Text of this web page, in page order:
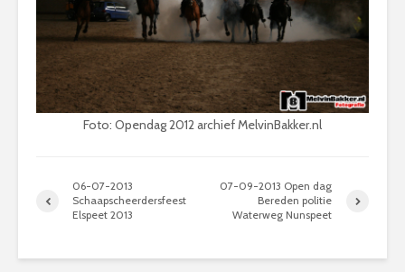
Foto: Opendag 2012 archief MelvinBakker.nl
06-07-2013
Schaapscheerdersfeest
Elspeet 2013
07-09-2013 Open dag
Bereden politie
Waterweg Nunspeet